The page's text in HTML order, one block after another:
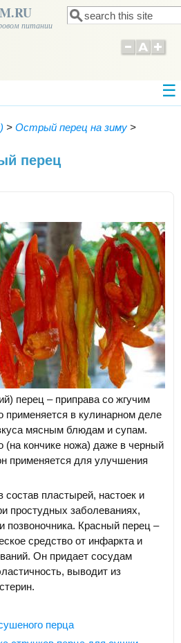
питании Форма поиска
Поиск
> Острый перец на зиму >
перец
перец – приправа со жгучим
применяется в кулинарном деле
мясным блюдам и супам.
(на кончике ножа) даже в черный
применяется для улучшения
пластырей, настоек и
простудных заболеваниях,
позвоночника. Красный перец –
средство от инфаркта и
Он придает сосудам
выводит из
перца